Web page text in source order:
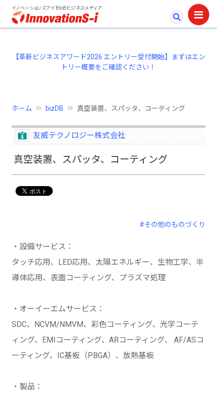
イノベーションズアイ BtoBビジネスメディア
【革新ビジネスアワード2026 エントリー受付開始】まずはエン
トリー概要をご確認ください！
ホーム bizDB 真空装置、スパッタ、コーティング
友威テクノロジー株式会社
真空装置、スパッタ、コーティング
#その他のものづくり
・設備サービス：
タッチ応用、LED応用、太陽エネルギー、生物工学、半
導体応用、表面コーティング、プラズマ処理
・オーイーエムサービス：
SDC、NCVM/NMVM、彩色コーティング、光学コーテ
ィング、EMIコーティング、ARコーティング、 AF/ASコ
ーティング、IC基板（PBGA）、放熱基板
・製品：